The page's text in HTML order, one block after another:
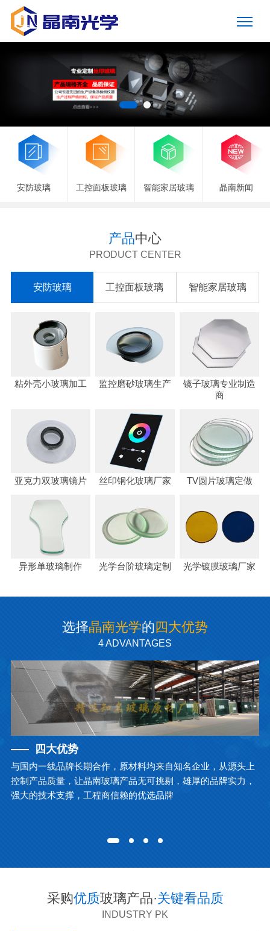
安防玻璃 工控面板玻璃 智能家居玻璃 晶南新闻
产品中心
PRODUCT CENTER
安防玻璃 工控面板玻璃 智能家居玻璃
粘外壳小玻璃加工 监控磨砂玻璃生产
镜子玻璃专业制造
商
亚克力双玻璃镜片 丝印钢化玻璃厂家 TV圆片玻璃定做
异形单玻璃制作 光学台阶玻璃定制 光学镀膜玻璃厂家
选择晶南光学的 四大优势
4 ADVANTAGES
四大优势
与国内一线品牌长期合作，原材料均来自知名企业，从源头上
控制产品质量，让晶南玻璃产品无可挑剔，雄厚的品牌实力，
强大的技术支撑，工程商信赖的优选品牌
采购优质玻璃产品·关键看品质
INDUSTRY PK